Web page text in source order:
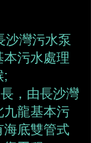
沙灣污水泵
污水處理
;
，由長沙灣
九龍基本污
底雙管式